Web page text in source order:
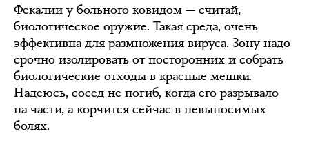
Фекалии у больного ковидом — считай,
биологическое оружие. Такая среда, очень
эффективна для размножения вируса. Зону надо
срочно изолировать от посторонних и собрать
биологические отходы в красные мешки.
Надеюсь, сосед не погиб, когда его разрывало
на части, а корчится сейчас в невыносимых
болях.